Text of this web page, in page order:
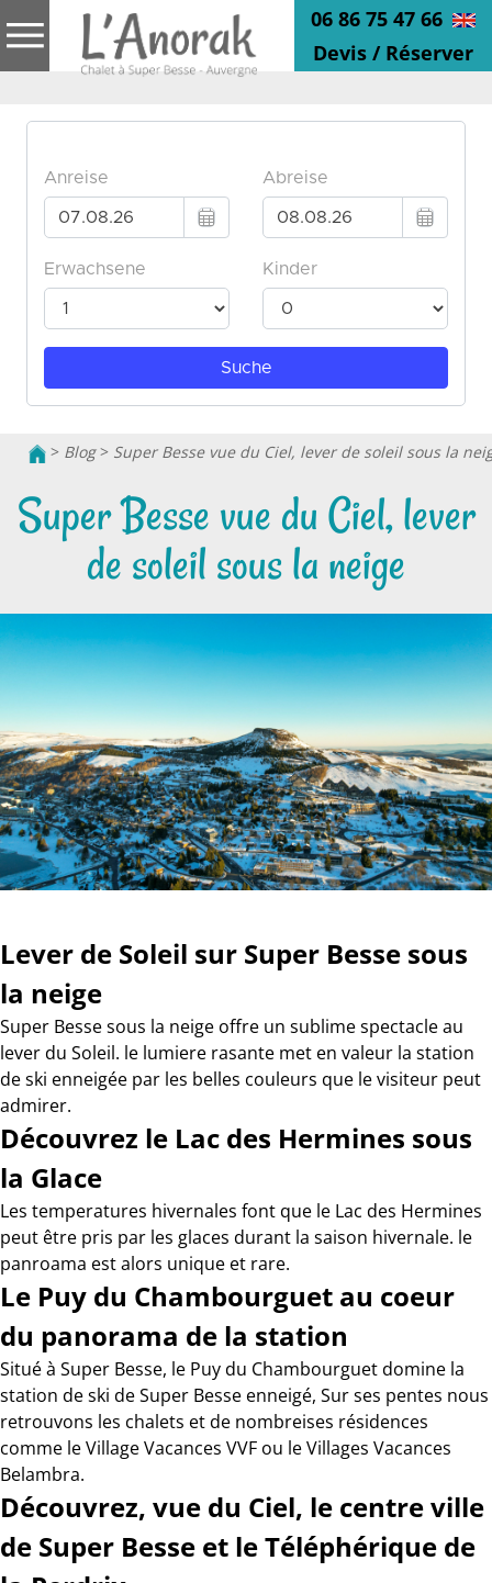
06 86 75 47 66
Devis / Réserver
> Blog> Super Besse vue du Ciel, lever de soleil sous la
Super Besse vue du Ciel, lever
de soleil sous la neige
Lever de Soleil sur Super Besse sous
la neige
Super Besse sous la neige offre un sublime spectacle au
lever du Soleil. le lumiere rasante met en valeur la station
de ski enneigée par les belles couleurs que le visiteur peut
admirer.
Découvrez le Lac des Hermines sous
la Glace
Les temperatures hivernales font que le Lac des Hermines
peut être pris par les glaces durant la saison hivernale. le
panroama est alors unique et rare.
Le Puy du Chambourguet au coeur
du panorama de la station
Situé à Super Besse, le Puy du Chambourguet domine la
station de ski de Super Besse enneigé, Sur ses pentes nous
retrouvons les chalets et de nombreises résidences
comme le Village Vacances VVF ou le Villages Vacances
Belambra.
Découvrez, vue du Ciel, le centre ville
de Super Besse et le Téléphérique de